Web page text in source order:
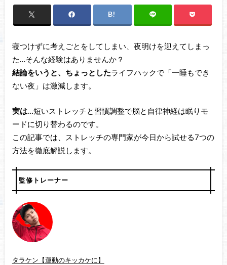
寝つけずに考えごとをしてしまい、夜明けを迎えてしまっ
た…そんな経験はありませんか？
結論をいうと、ちょっとしたライフハックで「一睡もでき
ない夜」は激減します。
実は…短いストレッチと習慣調整で脳と自律神経は眠りモ
ードに切り替わるのです。
この記事では、ストレッチの専門家が今日から試せる7つの
方法を徹底解説します。
監修トレーナー
タラケン【運動のキッカケに】